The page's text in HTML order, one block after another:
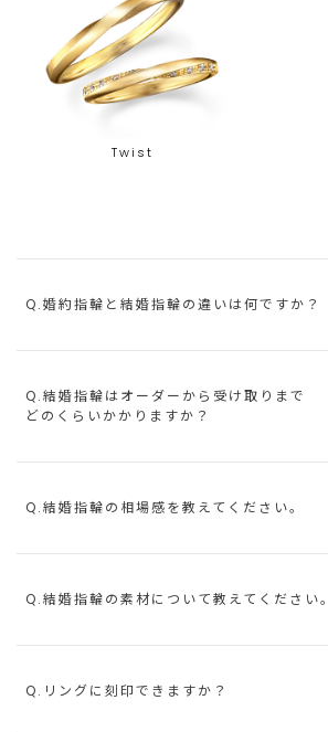
Twist
Q.婚約指輪と結婚指輪の違いは何ですか？
Q.結婚指輪はオーダーから受け取りまで
どのくらいかかりますか？
Q.結婚指輪の相場感を教えてください。
Q.結婚指輪の素材について教えてください。
Q.リングに刻印できますか？